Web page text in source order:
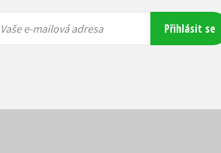
Vaše e-
mailová
Vaše e-
mailová
Vaše e-mailová adresa Přihlásit se